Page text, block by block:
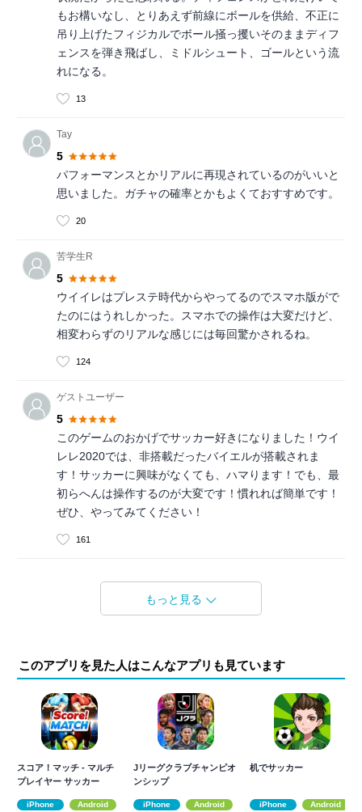
もお構いなし、とりあえず前線にボールを供給、不正に
吊り上げたフィジカルでボール掻っ攫いそのままディフ
ェンスを弾き飛ばし、ミドルシュート、ゴールという流
れになる。
13
Tay
5
パフォーマンスとかリアルに再現されているのがいいと
思いました。ガチャの確率とかもよくておすすめです。
20
苦学生R
5
ウイイレはプレステ時代からやってるのでスマホ版がで
たのにはうれしかった。スマホでの操作は大変だけど、
相変わらずのリアルな感じには毎回驚かされるね。
124
ゲストユーザー
5
このゲームのおかげでサッカー好きになりました！ウイ
レレ2020では、非搭載だったバイエルが搭載されま
す！サッカーに興味がなくても、ハマります！でも、最
初らへんは操作するのが大変です！慣れれば簡単です！
ぜひ、やってみてください！
161
もっと見る
このアプリを見た人はこんなアプリも見ています
スコア！マッチ - マルチ
プレイヤー サッカー
iPhone Android
Jリーグクラブチャンピオ
ンシップ
iPhone Android
机でサッカー
iPhone Android